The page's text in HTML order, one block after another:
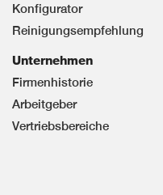
Konfigurator
Reinigungsempfehlung
Unternehmen
Firmenhistorie
Arbeitgeber
Vertriebsbereiche